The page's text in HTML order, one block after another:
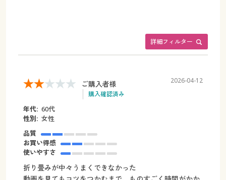
詳細フィルター
ご購入者様
購入確認済み
2026-04-12
年代: 60代
性別: 女性
品質
お買い得感
使いやすさ
折り畳みが中々うまくできなかった